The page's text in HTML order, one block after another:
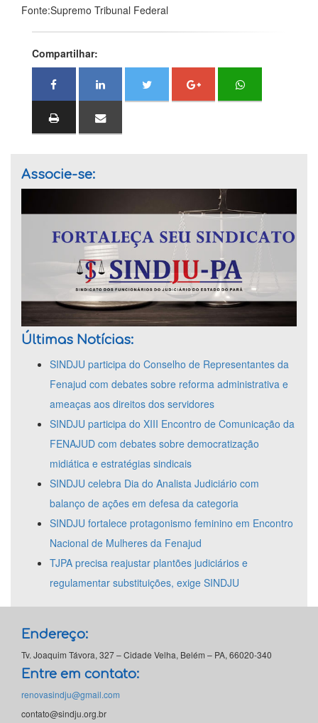
Fonte:Supremo Tribunal Federal
Compartilhar:
Associe-se:
Últimas Notícias:
SINDJU participa do Conselho de Representantes da
Fenajud com debates sobre reforma administrativa e
ameaças aos direitos dos servidores
SINDJU participa do XIII Encontro de Comunicação da
FENAJUD com debates sobre democratização
midiática e estratégias sindicais
SINDJU celebra Dia do Analista Judiciário com
balanço de ações em defesa da categoria
SINDJU fortalece protagonismo feminino em Encontro
Nacional de Mulheres da Fenajud
TJPA precisa reajustar plantões judiciários e
regulamentar substituições, exige SINDJU
Endereço:
Tv. Joaquim Távora, 327 – Cidade Velha, Belém – PA, 66020-340
Entre em contato:
renovasindju@gmail.com
contato@sindju.org.br